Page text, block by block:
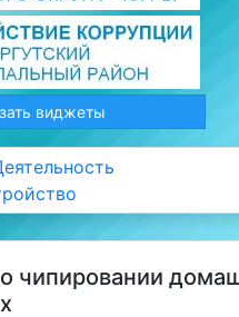
виджеты
чипировании